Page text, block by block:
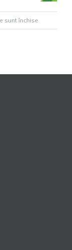
sunt închise
Racovița